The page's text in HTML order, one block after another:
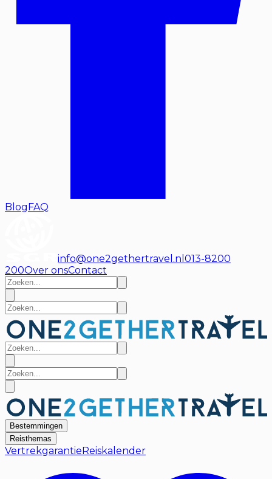
BlogFAQ
info@one2gethertravel.nl 013-8200
200Over onsContact
Bestemmingen
Reisthemas
Vertrekgarantie Reiskalender